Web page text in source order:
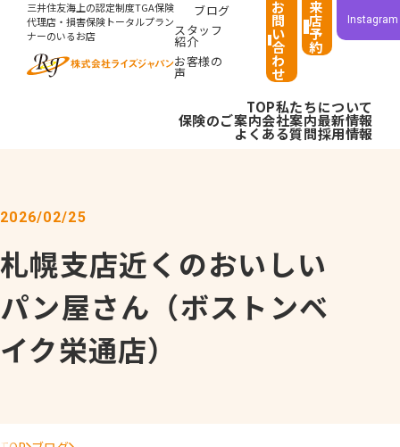
三井住友海上の認定制度TGA保険
代理店・損害保険トータルプラン
ナーのいるお店
TOP私たちについて
保険のご案内会社案内最新情報
よくある質問採用情報
ブログ
スタッフ
紹介
お客様の
声
お
問
い
合
わ
せ
来
店
予
約
Instagram
2026/02/25
札幌支店近くのおいしい
パン屋さん（ボストンベ
イク栄通店）